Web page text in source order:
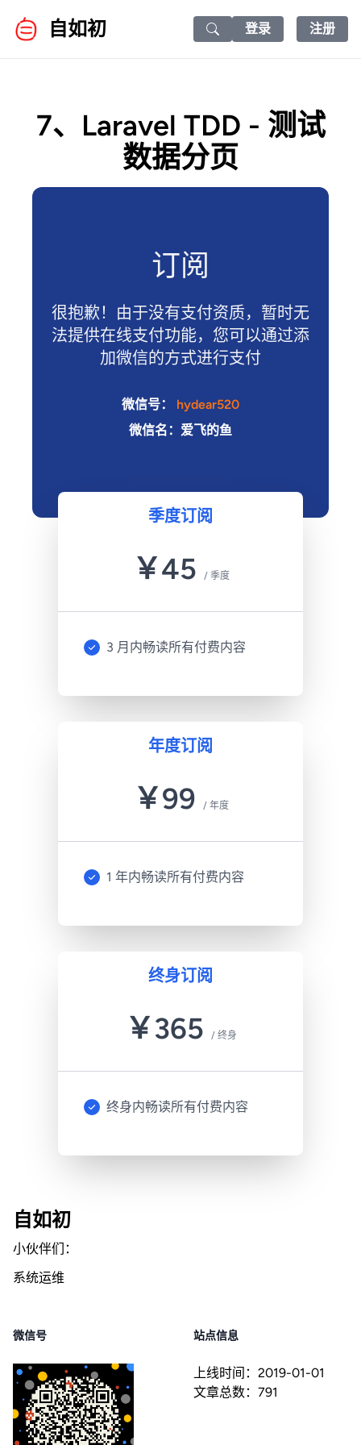
自如初
Search icon
登录 注册
7、Laravel TDD - 测试
数据分页
订阅
很抱歉！由于没有支付资质，暂时无
法提供在线支付功能，您可以通过添
加微信的方式进行支付
微信号： hydear520
微信名：爱飞的鱼
季度订阅
￥45 / 季度
3 月内畅读所有付费内容
年度订阅
￥99 / 年度
1 年内畅读所有付费内容
终身订阅
￥365 / 终身
终身内畅读所有付费内容
自如初
小伙伴们：
系统运维
微信号 站点信息
上线时间： 2019-01-01
文章总数： 791